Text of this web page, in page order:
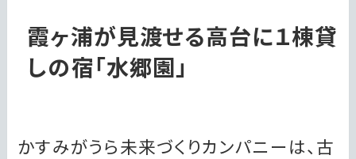
霞ヶ浦が見渡せる高台に１棟貸
しの宿「水郷園」
かすみがうら未来づくりカンパニーは、古